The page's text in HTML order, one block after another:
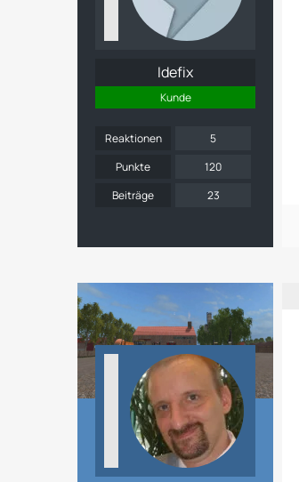
Idefix
Kunde
Reaktionen
5
Punkte
120
Beiträge
23